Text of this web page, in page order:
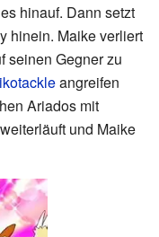
hinauf. Dann setzt
hinein. Maike verliert
seinen Gegner zu
angreifen
Ariados mit
und Maike